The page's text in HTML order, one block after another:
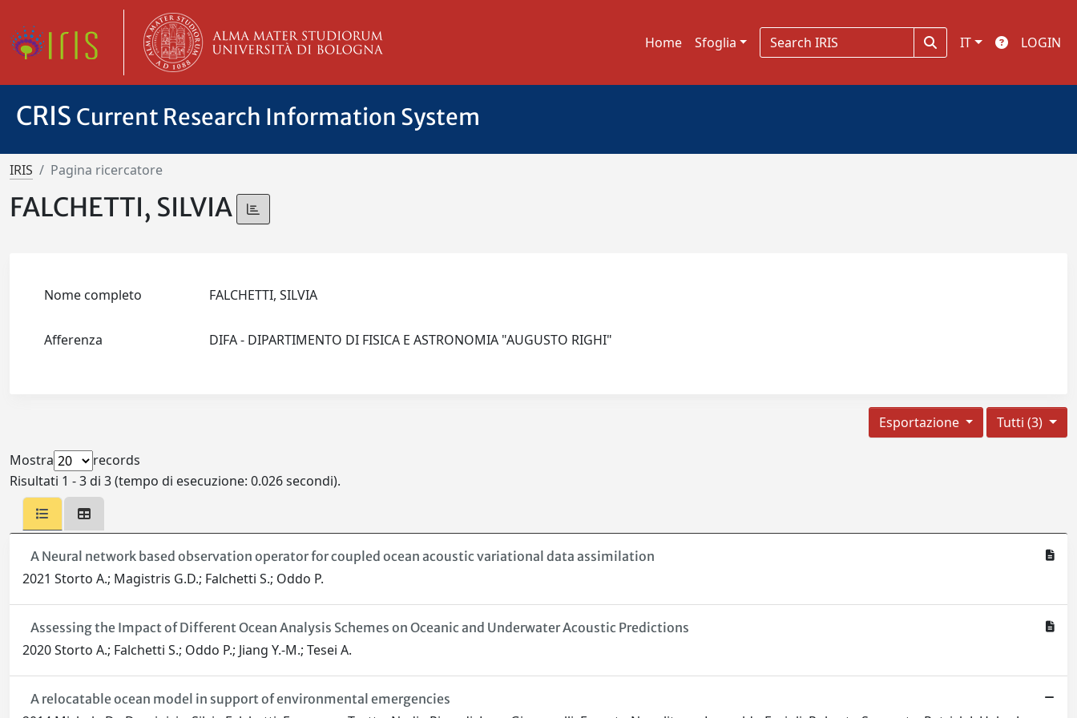
Home Sfoglia IT LOGIN
CRIS Current Research Information System
IRIS Pagina ricercatore
FALCHETTI, SILVIA
Nome completo FALCHETTI, SILVIA
Afferenza DIFA - DIPARTIMENTO DI FISICA E ASTRONOMIA "AUGUSTO RIGHI"
Tutti (3)
Esportazione
Mostra
records
Risultati 1 - 3 di 3 (tempo di esecuzione: 0.026 secondi).
A Neural network based observation operator for coupled ocean acoustic variational data assimilation
2021 Storto A.; Magistris G.D.; Falchetti S.; Oddo P.
Assessing the Impact of Different Ocean Analysis Schemes on Oceanic and Underwater Acoustic Predictions
2020 Storto A.; Falchetti S.; Oddo P.; Jiang Y.-M.; Tesei A.
A relocatable ocean model in support of environmental emergencies